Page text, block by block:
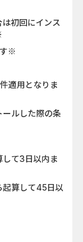
初回にインス
※
適用となりま
ルした際の条
て3日以内ま
起算して45日以